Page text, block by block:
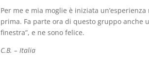
Per me e mia moglie è iniziata
prima. Fa parte ora di questo gruppo anche
finestra”, e ne sono felice.
C.B. – Italia